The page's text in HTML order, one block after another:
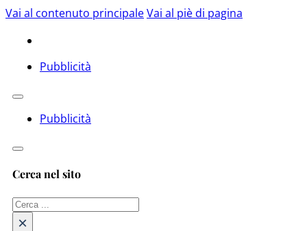
Vai al contenuto principaleVai al piè di pagina
Pubblicità
Pubblicità
Cerca nel sito
Cerca
×